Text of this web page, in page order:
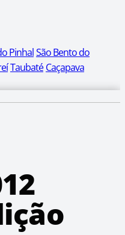
PinhalSão Bento do
Taubaté Caçapava